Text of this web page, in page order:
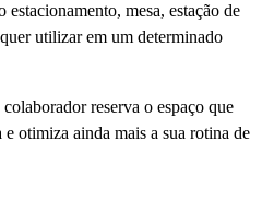
mesa, estação de
utilizar em um determinado
reserva o espaço que
otimiza ainda mais a sua rotina de